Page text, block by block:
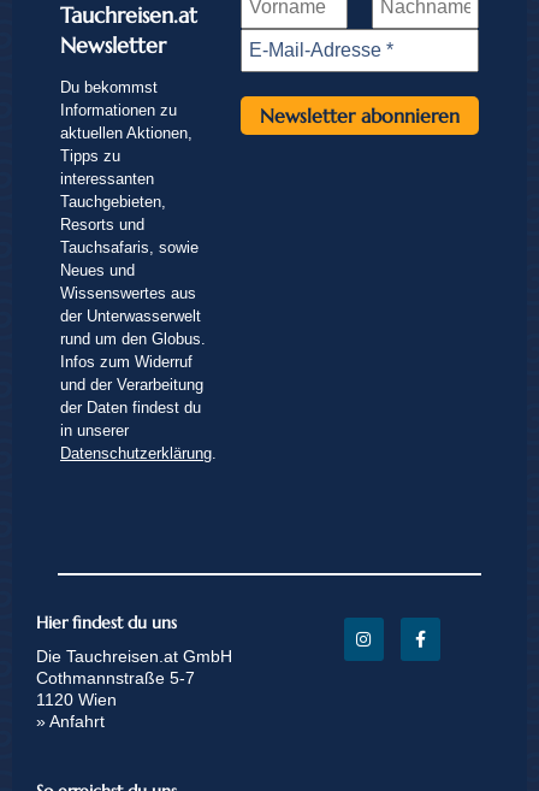
Tauchreisen.at
Newsletter
Du bekommst
Informationen zu
aktuellen Aktionen,
Tipps zu
interessanten
Tauchgebieten,
Resorts und
Tauchsafaris, sowie
Neues und
Wissenswertes aus
der Unterwasserwelt
rund um den Globus.
Infos zum Widerruf
und der Verarbeitung
der Daten findest du
in unserer
Datenschutzerklärung
Hier findest du uns
Die Tauchreisen.at GmbH
Cothmannstraße 5-7
1120 Wien
» Anfahrt